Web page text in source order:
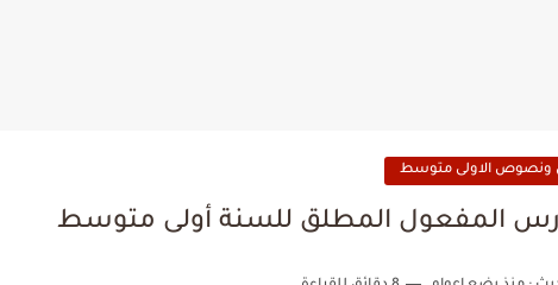
ونصوص الاولى متوسط
المفعول المطلق للسنة أولى متوسط